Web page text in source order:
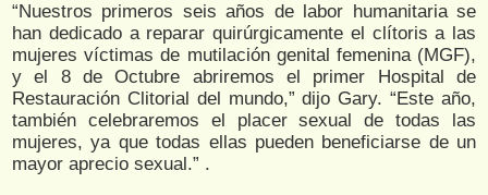
“Nuestros primeros seis años de labor humanitaria se
han dedicado a reparar quirúrgicamente el clítoris a las
mujeres víctimas de mutilación genital femenina (MGF),
y el 8 de Octubre abriremos el primer Hospital de
Restauración Clitorial del mundo,” dijo Gary. “Este año,
también celebraremos el placer sexual de todas las
mujeres, ya que todas ellas pueden beneficiarse de un
mayor aprecio sexual.” .